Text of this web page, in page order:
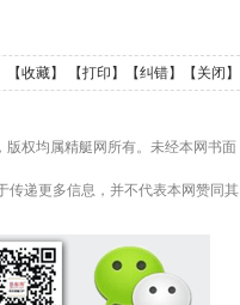
【收藏】 【打印 】【纠错】【 关闭 】
版权均属精艇网所有。未经本网书面
传递更多信息，并不代表本网赞同其